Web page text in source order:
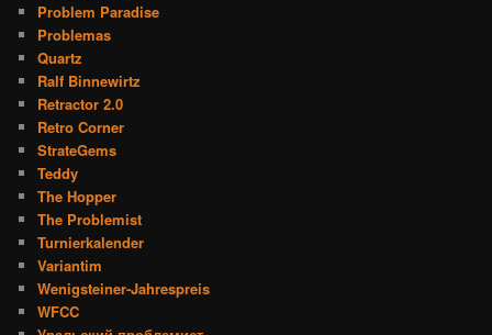
Problem Paradise
Problemas
Quartz
Ralf Binnewirtz
Retractor 2.0
Retro Corner
StrateGems
Teddy
The Hopper
The Problemist
Turnierkalender
Variantim
Wenigsteiner-Jahrespreis
WFCC